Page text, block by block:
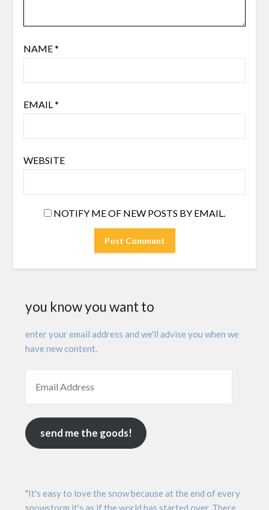
NAME*
EMAIL *
WEBSITE
NOTIFY ME OF NEW POSTS BY EMAIL.
you know you want to
enter your email address and we'll advise you when we
have new content.
send me the goods!
"It's easy to love the snow because at the end of every
snowstorm it's as if the world has started over. There